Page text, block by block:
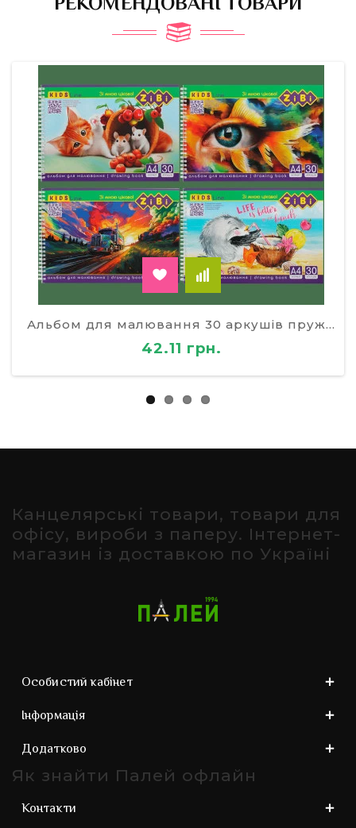
Альбом для малювання 30 аркушів пружина
42.11 грн.
Канцелярські товари, товари для
офісу, вироби з паперу. Інтернет-
магазин із доставкою по Україні
Особистий кабінет
Інформація
Додатково
Як знайти Палей офлайн
Контакти